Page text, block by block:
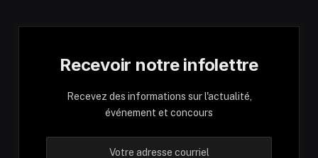
Recevoir notre infolettre
Recevez des informations sur l'actualité,
événement et concours